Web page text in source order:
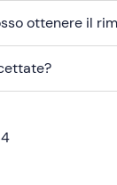
ottenere il